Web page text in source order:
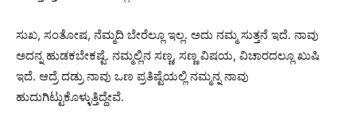
ಸುಖ, ಸಂತೋಷ, ನೆಮ್ಮದಿ ಬೇರೆಲ್ಲೂ ಇಲ್ಲ. ಅದು ನಮ್ಮ ಸುತ್ತನೆ ಇದೆ. ನಾವು
ಅದನ್ನ ಹುಡಕಬೇಕಷ್ಟೆ. ನಮ್ಮಲ್ಲಿನ ಸಣ್ಣ, ಸಣ್ಣ ವಿಷಯ, ವಿಚಾರದಲ್ಲೂ ಖುಷಿ
ಇದೆ. ಆದ್ರೆ ದಡ್ರು ನಾವು ಒಣ ಪ್ರತಿಷ್ಟೆಯಲ್ಲಿ ನಮ್ಮನ್ನ ನಾವು
ಹುದುಗಿಟ್ಟುಕೊಳ್ಳುತ್ತಿದ್ದೇವೆ.